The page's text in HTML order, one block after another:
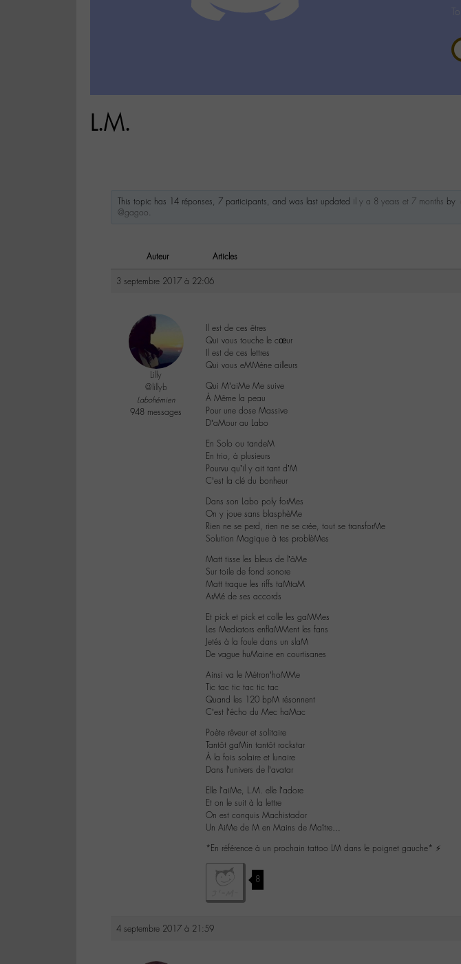
L.M.
This topic has 14 réponses, 7 participants, and was last updated il y a 8 years et 7 months by
@gagoo.
Auteur Articles
3 septembre 2017 à 22:06
Lilly
@lillyb
Labohémien
948 messages
Il est de ces êtres
Qui vous touche le cœur
Il est de ces lettres
Qui vous eMMène ailleurs
Qui M’aiMe Me suive
À Même la peau
Pour une dose Massive
D’aMour au Labo
En Solo ou tandeM
En trio, à plusieurs
Pourvu qu’il y ait tant d’M
C’est la clé du bonheur
Dans son Labo poly forMes
On y joue sans blasphèMe
Rien ne se perd, rien ne se crée, tout se transforMe
Solution Magique à tes problèMes
Matt tisse les bleus de l’âMe
Sur toile de fond sonore
Matt traque les riffs taMtaM
ArMé de ses accords
Et pick et pick et colle les gaMMes
Les Mediators enflaMMent les fans
Jetés à la foule dans un slaM
De vague huMaine en courtisanes
Ainsi va le Métron’hoMMe
Tic tac tic tac tic tac
Quand les 120 bpM résonnent
C’est l’écho du Mec haMac
Poète rêveur et solitaire
Tantôt gaMin tantôt rockstar
À la fois solaire et lunaire
Dans l’univers de l’avatar
Elle l’aiMe, L.M. elle l’adore
Et on le suit à la lettre
On est conquis Machistador
Un AiMe de M en Mains de Maître…
*En référence à un prochain tattoo LM dans le poignet gauche* ⚡️
8
4 septembre 2017 à 21:59